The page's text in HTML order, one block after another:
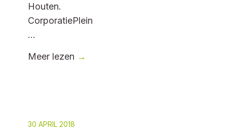
Houten.
CorporatiePlein
...
Meer lezen →
30 APRIL 2018